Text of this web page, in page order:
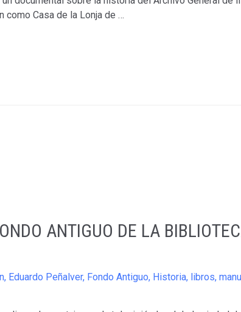
Casa de la Lonja de …
ANTIGUO DE LA
, Eduardo Peñalver, Fondo Antiguo, Historia, libros,